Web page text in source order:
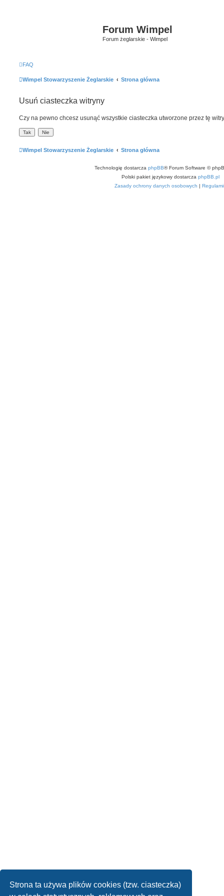
Strona ta używa plików cookies (tzw. ciasteczka)
Forum Wimpel
Forum żeglarskie - Wimpel
FAQ
Wimpel Stowarzyszenie Żeglarskie Strona główna
Usuń ciasteczka witryny
Czy na pewno chcesz usunąć wszystkie ciasteczka utworzone przez tę
Wimpel Stowarzyszenie Żeglarskie Strona główna
Technologię dostarcza phpBB® Forum Software ©
Polski pakiet językowy dostarcza phpBB.pl
Zasady ochrony danych osobowych |